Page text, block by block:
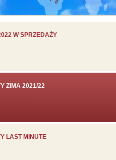
W SPRZEDAŻY
ZIMA 2021/22
LAST MINUTE